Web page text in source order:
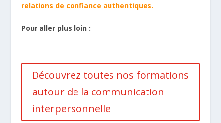
relations de confiance authentiques.
Pour aller plus loin :
Découvrez toutes nos formations
autour de la communication
interpersonnelle